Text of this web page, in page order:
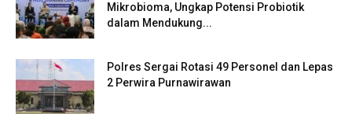
Mikrobioma, Ungkap Potensi Probiotik
dalam Mendukung...
Polres Sergai Rotasi 49 Personel dan Lepas
2 Perwira Purnawirawan